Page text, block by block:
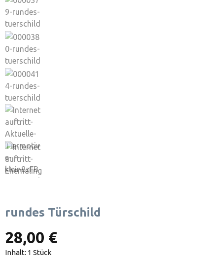
rundes Türschild
28,00 €
Inhalt: 1 Stück